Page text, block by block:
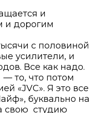
и
и дорогим
с половиной
усилители, и
Все как надо.
то, что потом
«JVC». Я это все
буквально на
свою студию